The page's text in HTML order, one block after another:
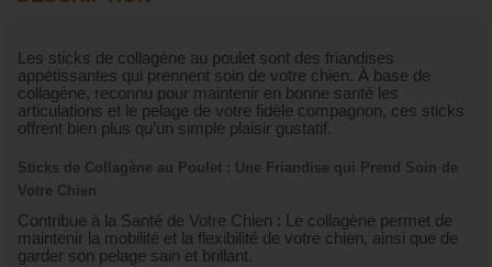
Les sticks de collagène au poulet sont des friandises
appétissantes qui prennent soin de votre chien. À base de
collagène, reconnu pour maintenir en bonne santé les
articulations et le pelage de votre fidèle compagnon, ces sticks
offrent bien plus qu’un simple plaisir gustatif.
Sticks de Collagène au Poulet : Une Friandise qui Prend Soin de
Votre Chien
Contribue à la Santé de Votre Chien : Le collagène permet de
maintenir la mobilité et la flexibilité de votre chien, ainsi que de
garder son pelage sain et brillant.